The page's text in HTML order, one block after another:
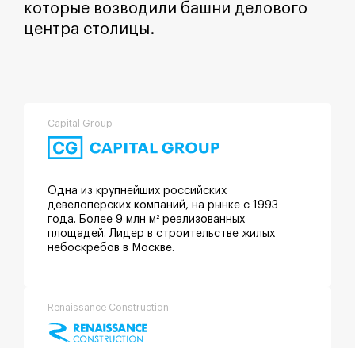
которые возводили башни делового
центра столицы.
Capital Group
Одна из крупнейших российских
девелоперских компаний, на рынке с 1993
года. Более 9 млн м² реализованных
площадей. Лидер в строительстве жилых
небоскребов в Москве.
Renaissance Construction